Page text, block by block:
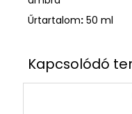
Űrtartalom: 50 ml